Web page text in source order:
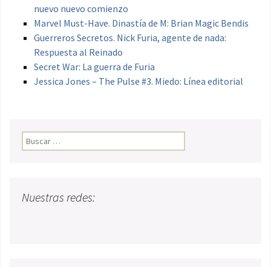
nuevo nuevo comienzo
Marvel Must-Have. Dinastía de M: Brian Magic Bendis
Guerreros Secretos. Nick Furia, agente de nada:
Respuesta al Reinado
Secret War: La guerra de Furia
Jessica Jones – The Pulse #3. Miedo: Línea editorial
Buscar:
Nuestras redes: